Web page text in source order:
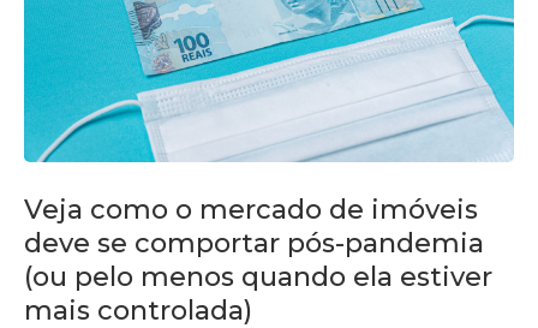
Veja como o mercado de imóveis
deve se comportar pós-pandemia
(ou pelo menos quando ela estiver
mais controlada)